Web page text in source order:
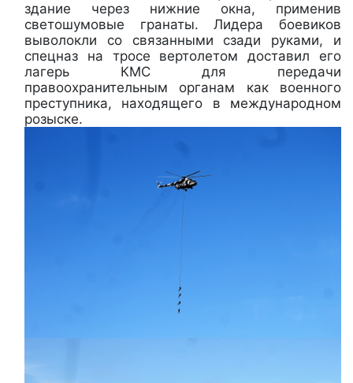
здание через нижние окна, применив
светошумовые гранаты. Лидера боевиков
выволокли со связанными сзади руками, и
спецназ на тросе вертолетом доставил его
лагерь КМС для передачи
правоохранительным органам как военного
преступника, находящего в международном
розыске.